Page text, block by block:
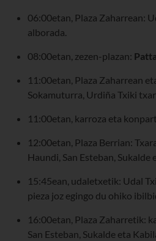
06:00etan, Plaza Zaharrean:
alborada.
08:00etan, zezen-plazan:
11:00etan, Plaza Zaharrean
Sokamuturra, Urdiña Txiki
11:00etan, karroza eta
12:00etan, Plaza Berrian:
Haundi, San Esteban, Sukalde
15:45ean, udaletxetik: Udal
pieza joz egingo du ohiko
16:00etan, Plaza Zaharretik:
San Esteban, Sukalde eta